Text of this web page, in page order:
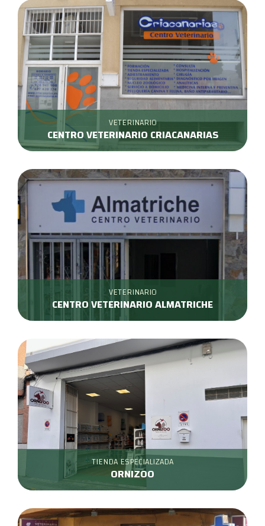
VETERINARIO
CENTRO VETERINARIO CRIACANARIAS
VETERINARIO
CENTRO VETERINARIO ALMATRICHE
TIENDA ESPECIALIZADA
ORNIZOO